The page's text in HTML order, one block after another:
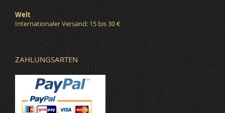
Welt
Internationaler Versand: 15 bis 30 €
ZAHLUNGSARTEN